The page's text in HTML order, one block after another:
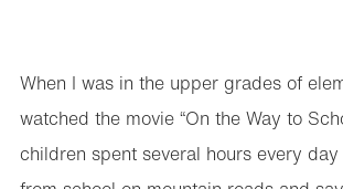
When I was in the upper grades of
watched the movie “On the Way to
children spent several hours every